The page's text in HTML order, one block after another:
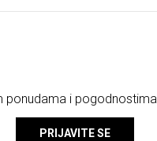
ponudama i pogodnostima.
PRIJAVITE SE